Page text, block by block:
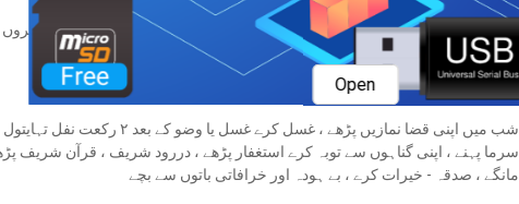
پڑھیں دس رکعات پوری ہونے پر 1بار کلمہ توحید یعنی چوتھا کلمہ پڑھیں
شب میں اپنی قضا نمازیں پڑھے ، غسل کرے غسل
سرما پہنے ، اپنی گناہوں سے توبہ کرے استغفار پڑھے ، دررود شریف ، قرآن شریف
مانگے ، صدقہ - خیرات کرے ، بے ہودہ اور خرافاتی باتوں سے بچے
Open